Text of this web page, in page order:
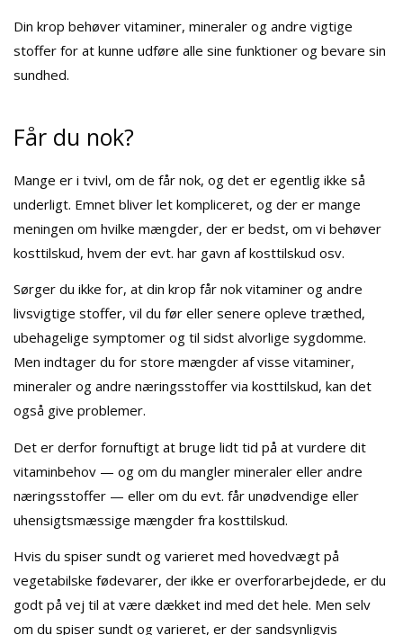
Din krop behøver vitaminer, mineraler og andre vigtige
stoffer for at kunne udføre alle sine funktioner og bevare sin
sundhed.
Får du nok?
Mange er i tvivl, om de får nok, og det er egentlig ikke så
underligt. Emnet bliver let kompliceret, og der er mange
meningen om hvilke mængder, der er bedst, om vi behøver
kosttilskud, hvem der evt. har gavn af kosttilskud osv.
Sørger du ikke for, at din krop får nok vitaminer og andre
livsvigtige stoffer, vil du før eller senere opleve træthed,
ubehagelige symptomer og til sidst alvorlige sygdomme.
Men indtager du for store mængder af visse vitaminer,
mineraler og andre næringsstoffer via kosttilskud, kan det
også give problemer.
Det er derfor fornuftigt at bruge lidt tid på at vurdere dit
vitaminbehov — og om du mangler mineraler eller andre
næringsstoffer — eller om du evt. får unødvendige eller
uhensigtsmæssige mængder fra kosttilskud.
Hvis du spiser sundt og varieret med hovedvægt på
vegetabilske fødevarer, der ikke er overforarbejdede, er du
godt på vej til at være dækket ind med det hele. Men selv
om du spiser sundt og varieret, er der sandsynligvis